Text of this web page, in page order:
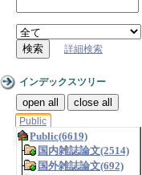
詳細検索
インデックスツリー
open all close all
Public